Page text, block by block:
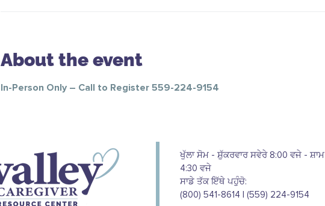
About the event
In-Person Only – Call to Register 559-224-9154
ਖੁੱਲਾ ਸੋਮ - ਸ਼ੁੱਕਰਵਾਰ ਸਵੇਰੇ 8:00 ਵਜੇ - ਸ਼ਾਮ
4:30 ਵਜੇ
ਸਾਡੇ ਤੱਕ ਇੱਥੇ ਪਹੁੰਚੋ:
(800) 541-8614 | (559) 224-9154